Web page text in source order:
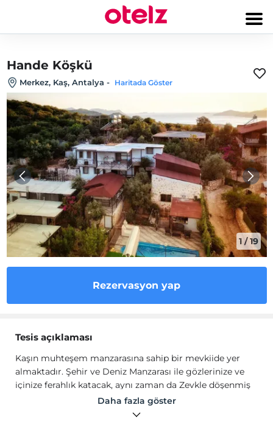
Hande Köşkü
Merkez, Kaş, Antalya - Haritada Göster
1 /19
Rezervasyon yap
Tesis açıklaması
Kaşın muhteşem manzarasına sahip bir mevkiide yer
almaktadır. Şehir ve Deniz Manzarası ile gözlerinize ve
içinize ferahlık katacak, aynı zaman da Zevkle döşenmiş
mobilyaları ile sizlere kaliteli Apart hizmeti sunan
daireler bulunmaktadır. Tüm dairelerde klima, TV ve
Daha fazla göster